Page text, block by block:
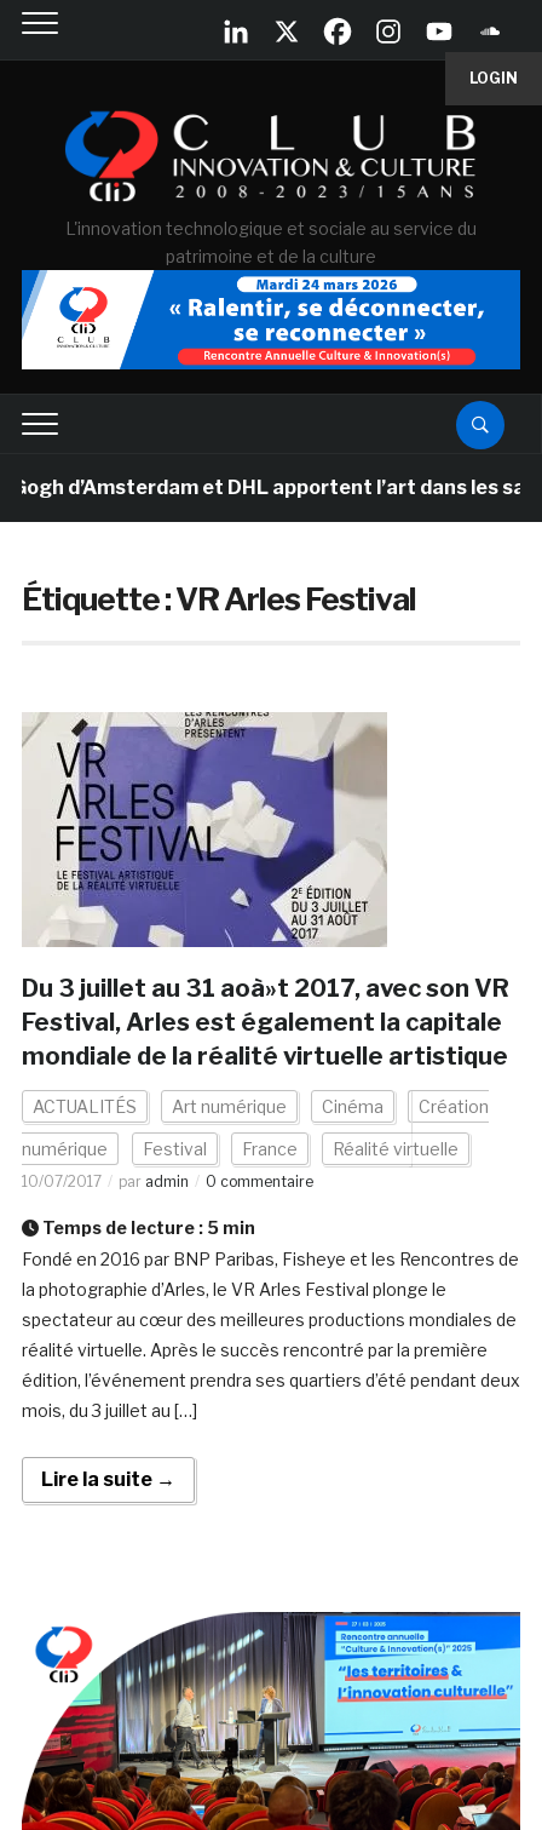
LOGIN
L'innovation technologique et sociale au service du
patrimoine et de la culture
d’Amsterdam et DHL apportent l’art dans les salles
Étiquette :VR Arles Festival
Du 3 juillet au 31 aoà»t 2017, avec son VR
Festival, Arles est également la capitale
mondiale de la réalité virtuelle artistique
ACTUALITÉS Art numérique Cinéma Création
numérique Festival France Réalité virtuelle
10/07/2017 par admin 0 commentaire
Temps de lecture : 5 min
Fondé en 2016 par BNP Paribas, Fisheye et les Rencontres de
la photographie d’Arles, le VR Arles Festival plonge le
spectateur au cœur des meilleures productions mondiales de
réalité virtuelle. Après le succès rencontré par la première
édition, l’événement prendra ses quartiers d’été pendant deux
mois, du 3 juillet au […]
Lire la suite →